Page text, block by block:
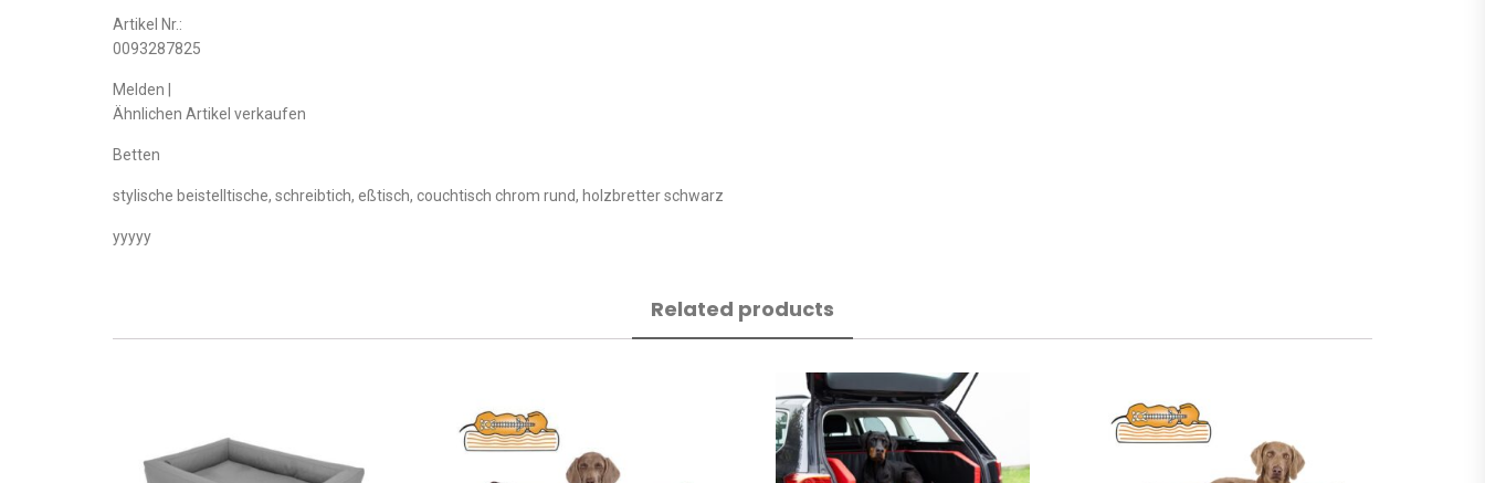
Artikel Nr.:
0093287825
Melden |
Ähnlichen Artikel verkaufen
Betten
stylische beistelltische, schreibtich, eßtisch, couchtisch chrom rund, holzbretter schwarz
yyyyy
Related products